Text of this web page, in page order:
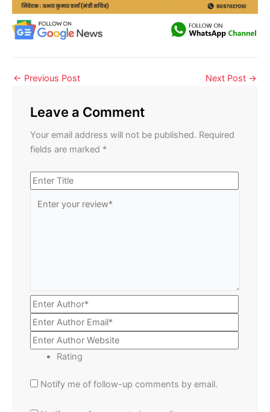
← Previous Post Next Post →
Leave a Comment
Your email address will not be published. Required
fields are marked *
Rating
Notify me of follow-up comments by email.